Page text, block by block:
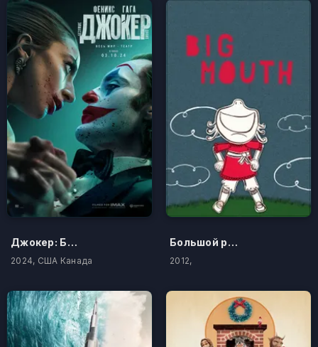
Джокер: Безумие на двоих
2024, США Канада
Большой рот
2012,